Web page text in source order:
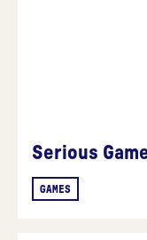
Serious
GAMES